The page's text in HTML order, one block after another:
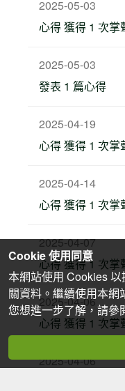
2025-05-03
心得 獲得 1 次掌
2025-05-03
發表 1 篇心得
2025-04-19
心得 獲得 1 次掌
2025-04-14
心得 獲得 1 次掌
2025-04-07
心得 獲得 1 次掌
2025-04-06
心得 獲得 1 次掌
2025-04-06
Cookie 使用同意
本網站使用 Cookies
關資料。繼續使用本
您想進一步了解，請參